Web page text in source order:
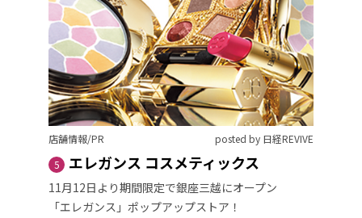
店舗情報/PR
posted by 日経REVIVE
5
エレガンス コスメティックス
11月12日より期間限定で銀座三越にオープン
「エレガンス」ポップアップストア！